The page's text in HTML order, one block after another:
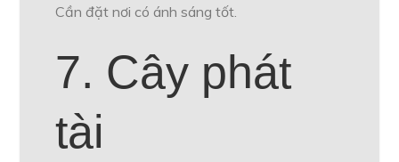
Cần đặt nơi có ánh sáng tốt.
7. Cây phát
tài